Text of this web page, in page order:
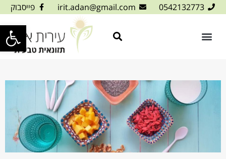
פתח
0542132773
irit.adan@gmail.com פייסבוק